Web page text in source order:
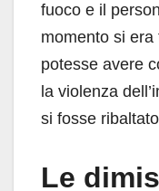
fuoco e il
momento si era
potesse avere
la violenza
si fosse
Le